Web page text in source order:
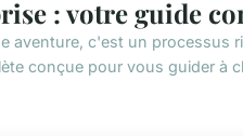
: votre guide
aventure, c'est un processus
conçue pour vous guider à